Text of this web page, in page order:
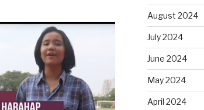
August 2024
July 2024
June 2024
May 2024
April 2024